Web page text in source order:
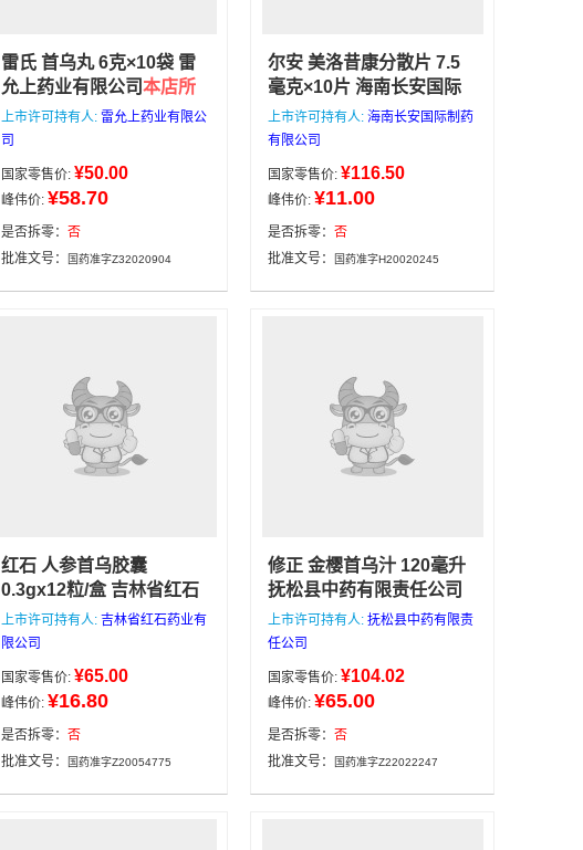
雷氏 首乌丸 6克×10袋 雷
允上药业有限公司本店所
有药品均来自正规医药公
司，价格低，有效期好，
单当天发货，4点后次日发
货，满188包邮，咨询电
话/微信：13335162133
雷允上药业有限公司
6克×10
上市许可持有人: 雷允上药业有限公
司
国家零售价: ¥50.00
峰伟价: ¥58.70
是否拆零： 否
批准文号：
国药准字Z32020904
尔安 美洛昔康分散片 7.5
毫克×10片 海南长安国际
制药有限公司适用于：类
风湿性关节炎、疼痛性骨
头痛、偏头痛、肩颈痛、
腰腿痛、肌肉痛、扭伤、
劳损、痛经、牙痛、五官
科疼痛。
海南长安国际制药
上市许可持有人: 海南长安国际制药
有限公司
国家零售价: ¥116.50
峰伟价: ¥11.00
是否拆零： 否
批准文号：
国药准字H20020245
红石 人参首乌胶囊
0.3gx12粒/盒 吉林省红石
药业有限公司本店所有药
品均来自正规医药公司，
心选购，下午4点前下单当
天发货，4点后次日发货，
满188包邮，咨询电话/微
信：13335162133
吉林省
上市许可持有人: 吉林省红石药业有
限公司
国家零售价: ¥65.00
峰伟价: ¥16.80
是否拆零： 否
批准文号：
国药准字Z20054775
修正 金樱首乌汁 120毫升
抚松县中药有限责任公司
养血益肝，强筋健骨，乌
须黑发。用于肝肾亏损，
鸣，头晕眼花，筋骨痿
软，脱发，白发，月经失
调。
抚松县中药有限责任公司
120毫升
上市许可持有人: 抚松县中药有限责
任公司
国家零售价: ¥104.02
峰伟价: ¥65.00
是否拆零： 否
批准文号：
国药准字Z22022247